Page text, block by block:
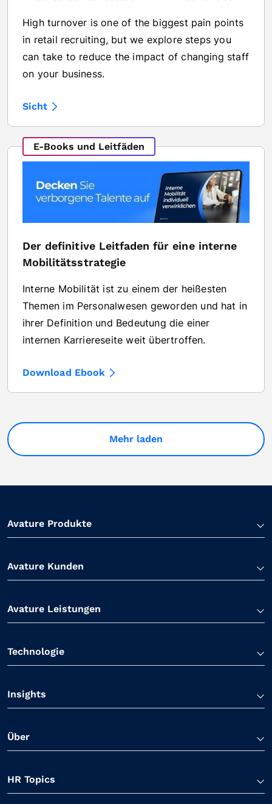
High turnover is one of the biggest pain points
in retail recruiting, but we explore steps you
can take to reduce the impact of changing staff
on your business.
Sicht
E-Books und Leitfäden
Der definitive Leitfaden für eine interne
Mobilitätsstrategie
Interne Mobilität ist zu einem der heißesten
Themen im Personalwesen geworden und hat in
ihrer Definition und Bedeutung die einer
internen Karriereseite weit übertroffen.
Download Ebook
Mehr laden
Avature Produkte
Avature Kunden
Avature Leistungen
Technologie
Insights
Über
HR Topics